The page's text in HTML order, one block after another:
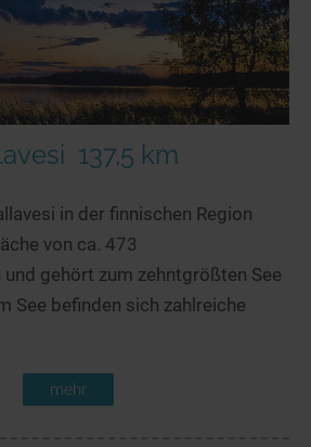
137,5 km
in der finnischen Region
von ca. 473
gehört zum zehntgrößten See
See befinden sich zahlreiche
mehr